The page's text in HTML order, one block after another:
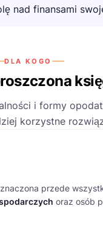
nad finansami
DLA KOGO
i formy
korzystne
przede
oraz osób